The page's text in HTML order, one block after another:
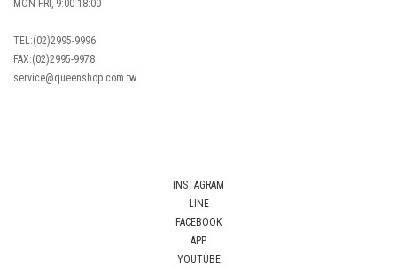
MON-FRI, 9:00-18:00
TEL:(02)2995-9996
FAX:(02)2995-9978
service@queenshop.com.tw
INSTAGRAM
LINE
FACEBOOK
APP
YOUTUBE